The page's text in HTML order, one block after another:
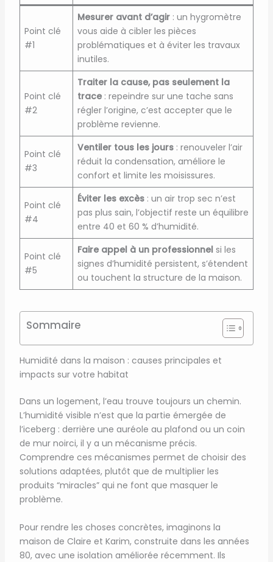
Point clé
#1
Mesurer avant d’agir: un hygromètre
vous aide à cibler les pièces
problématiques et à éviter les travaux
inutiles.
Point clé
#2
Traiter la cause, pas seulement la
trace: repeindre sur une tache sans
régler l’origine, c’est accepter que le
problème revienne.
Point clé
#3
Ventiler tous les jours: renouveler l’air
réduit la condensation, améliore le
confort et limite les moisissures.
Point clé
#4
Éviter les excès: un air trop sec n’est
pas plus sain, l’objectif reste un équilibre
entre 40 et 60 % d’humidité.
Point clé
#5
Faire appel à un professionnelsi les
signes d’humidité persistent, s’étendent
ou touchent la structure de la maison.
Sommaire
Humidité dans la maison : causes principales et
impacts sur votre habitat
Dans un logement, l’eau trouve toujours un chemin.
L’humidité visible n’est que la partie émergée de
l’iceberg : derrière une auréole au plafond ou un coin
de mur noirci, il y a un mécanisme précis.
Comprendre ces mécanismes permet de choisir des
solutions adaptées, plutôt que de multiplier les
produits “miracles” qui ne font que masquer le
problème.
Pour rendre les choses concrètes, imaginons la
maison de Claire et Karim, construite dans les années
80, avec une isolation améliorée récemment. Ils